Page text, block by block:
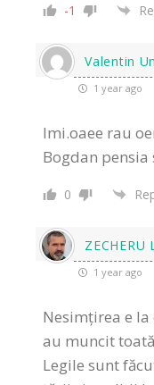
-1
Valentin
1 year ago
Imi.oaee rau
Bogdan pensia
0
ZECHERU
1 year ago
Nesimțirea e la
au muncit
Legile sunt